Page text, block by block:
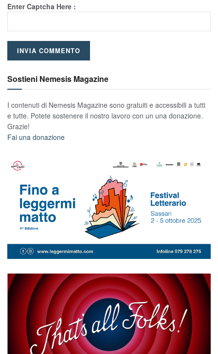
Enter Captcha Here :
Sostieni Nemesis Magazine
I contenuti di Nemesis Magazine sono gratuiti e accessibili a tutti
e tutte. Potete sostenere il nostro lavoro con un una donazione.
Grazie!
Fai una donazione